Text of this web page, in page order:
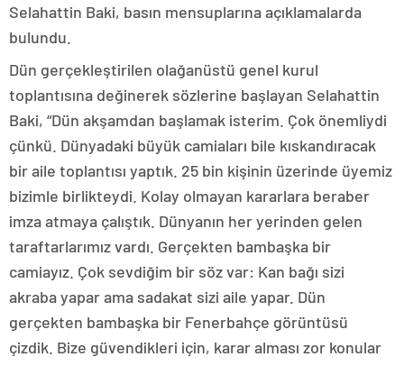
Selahattin Baki, basın mensuplarına açıklamalarda
bulundu.
Dün gerçekleştirilen olağanüstü genel kurul
toplantısına değinerek sözlerine başlayan Selahattin
Baki, “Dün akşamdan başlamak isterim. Çok önemliydi
çünkü. Dünyadaki büyük camiaları bile kıskandıracak
bir aile toplantısı yaptık. 25 bin kişinin üzerinde üyemiz
bizimle birlikteydi. Kolay olmayan kararlara beraber
imza atmaya çalıştık. Dünyanın her yerinden gelen
taraftarlarımız vardı. Gerçekten bambaşka bir
camiayız. Çok sevdiğim bir söz var: Kan bağı sizi
akraba yapar ama sadakat sizi aile yapar. Dün
gerçekten bambaşka bir Fenerbahçe görüntüsü
çizdik. Bize güvendikleri için, karar alması zor konular